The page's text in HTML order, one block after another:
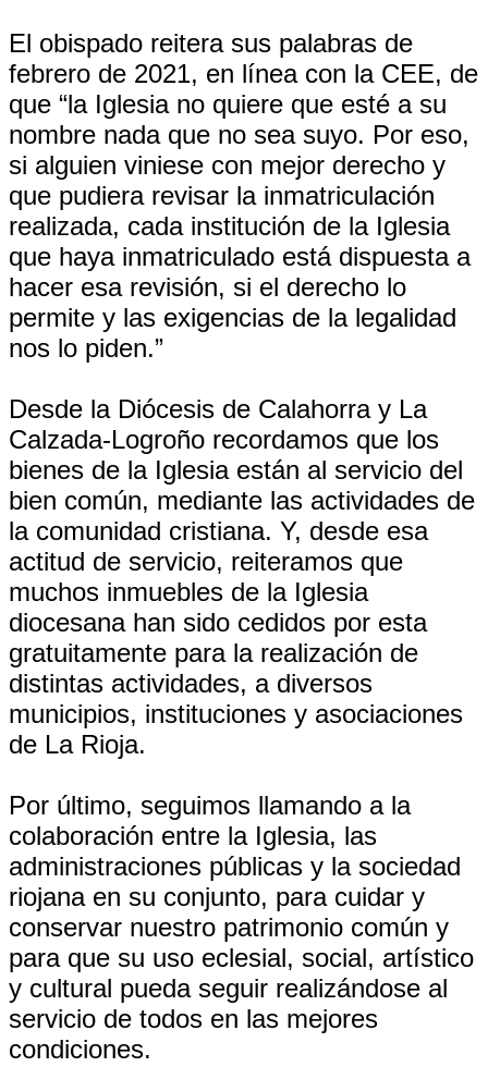
El obispado reitera sus palabras de
febrero de 2021, en línea con la CEE, de
que “la Iglesia no quiere que esté a su
nombre nada que no sea suyo. Por eso,
si alguien viniese con mejor derecho y
que pudiera revisar la inmatriculación
realizada, cada institución de la Iglesia
que haya inmatriculado está dispuesta a
hacer esa revisión, si el derecho lo
permite y las exigencias de la legalidad
nos lo piden.”
Desde la Diócesis de Calahorra y La
Calzada-Logroño recordamos que los
bienes de la Iglesia están al servicio del
bien común, mediante las actividades de
la comunidad cristiana. Y, desde esa
actitud de servicio, reiteramos que
muchos inmuebles de la Iglesia
diocesana han sido cedidos por esta
gratuitamente para la realización de
distintas actividades, a diversos
municipios, instituciones y asociaciones
de La Rioja.
Por último, seguimos llamando a la
colaboración entre la Iglesia, las
administraciones públicas y la sociedad
riojana en su conjunto, para cuidar y
conservar nuestro patrimonio común y
para que su uso eclesial, social, artístico
y cultural pueda seguir realizándose al
servicio de todos en las mejores
condiciones.